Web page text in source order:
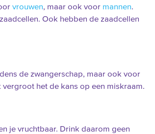
vrouwen, maar ook voor mannen.
Ook hebben de zaadcellen
de zwangerschap, maar ook voor
het de kans op een miskraam.
je vruchtbaar. Drink daarom geen